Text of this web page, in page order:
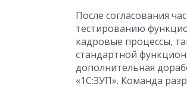
После согласования
тестированию
кадровые процессы,
стандартной
дополнительная
«1С:ЗУП». Команда